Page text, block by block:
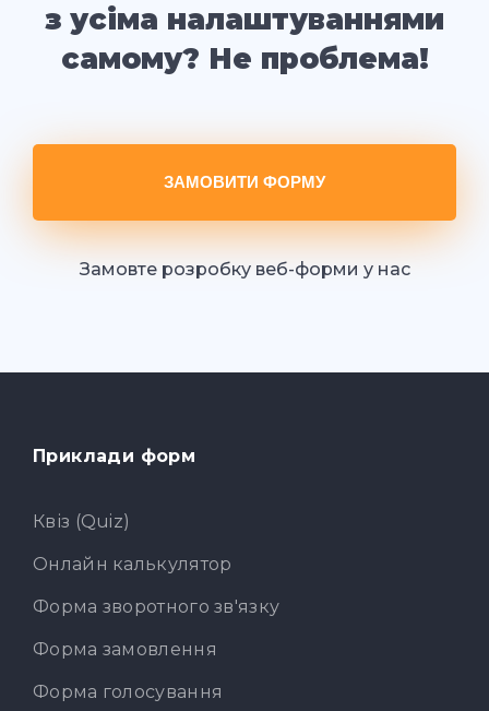
з усіма налаштуваннями
самому? Не проблема!
ЗАМОВИТИ ФОРМУ
Замовте розробку веб-форми у нас
Приклади форм
Квіз (Quiz)
Онлайн калькулятор
Форма зворотного зв'язку
Форма замовлення
Форма голосування